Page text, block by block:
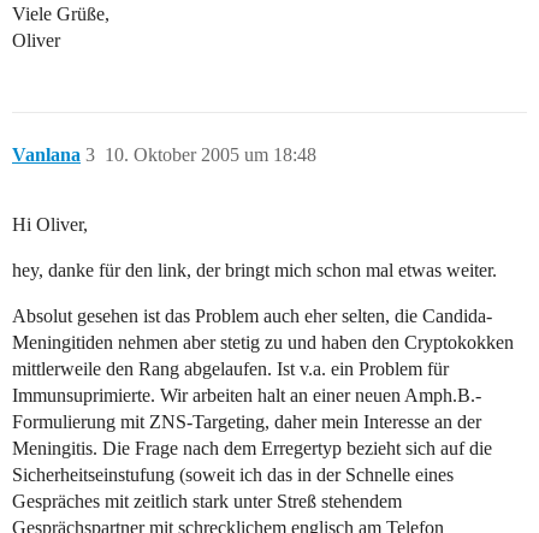
Viele Grüße,
Oliver
Vanlana 10. Oktober 2005 um 18:48
3
Hi Oliver,
hey, danke für den link, der bringt mich schon mal etwas weiter.
Absolut gesehen ist das Problem auch eher selten, die Candida-
Meningitiden nehmen aber stetig zu und haben den Cryptokokken
mittlerweile den Rang abgelaufen. Ist v.a. ein Problem für
Immunsuprimierte. Wir arbeiten halt an einer neuen Amph.B.-
Formulierung mit ZNS-Targeting, daher mein Interesse an der
Meningitis. Die Frage nach dem Erregertyp bezieht sich auf die
Sicherheitseinstufung (soweit ich das in der Schnelle eines
Gespräches mit zeitlich stark unter Streß stehendem
Gesprächspartner mit schrecklichem englisch am Telefon